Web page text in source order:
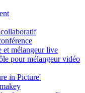
et mélangeur live
pour mélangeur vidéo
in Picture'